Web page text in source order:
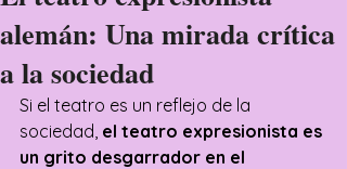
alemán: Una mirada crítica
a la sociedad
Si el teatro es un reflejo de la
sociedad, el teatro expresionista es
un grito desgarrador en el